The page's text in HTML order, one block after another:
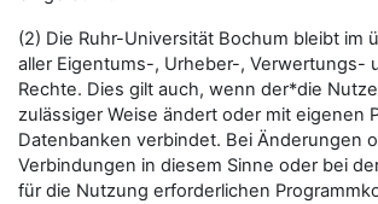
(2) Die Ruhr-Universität Bochum bleibt im
aller Eigentums-, Urheber-, Verwertungs-
Rechte. Dies gilt auch, wenn der*die
zulässiger Weise ändert oder mit eigenen
Datenbanken verbindet. Bei Änderungen
Verbindungen in diesem Sinne oder bei
für die Nutzung erforderlichen